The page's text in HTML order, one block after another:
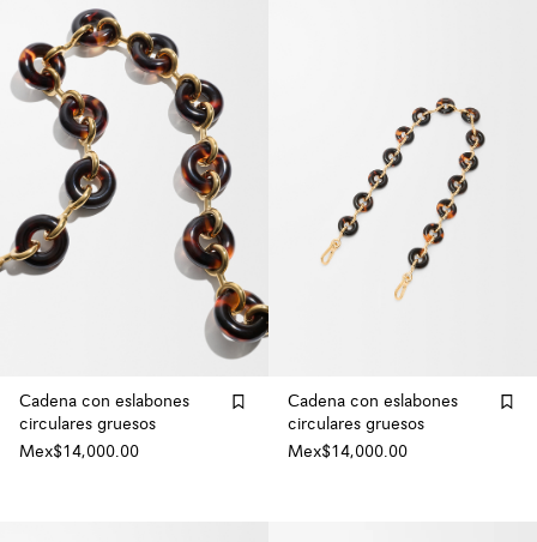
Cadena con eslabones
circulares gruesos
Mex$14,000.00
Cadena con eslabones
circulares gruesos
Mex$14,000.00